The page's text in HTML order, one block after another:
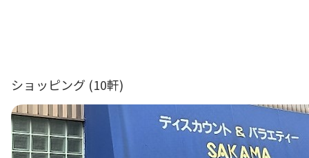
ショッピング (10軒)